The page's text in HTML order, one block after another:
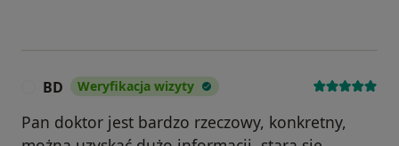
BD Weryfikacja wizyty
Pan doktor jest bardzo rzeczowy, konkretny,